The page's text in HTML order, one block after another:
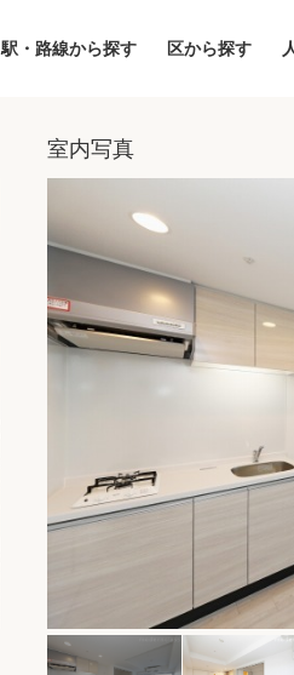
駅・路線から探す 区から探す
区から探す
アクセスランキ
保存した物件
閲覧履歴
室内写真